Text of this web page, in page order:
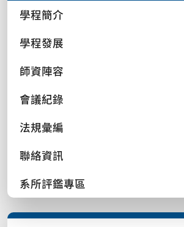
學程簡介
學程發展
師資陣容
會議紀錄
法規彙編
聯絡資訊
系所評鑑專區